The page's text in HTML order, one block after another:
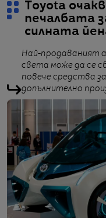
Toyota
печалбата
силната
Най-продаваният
света може да се
повече средства
допълнително